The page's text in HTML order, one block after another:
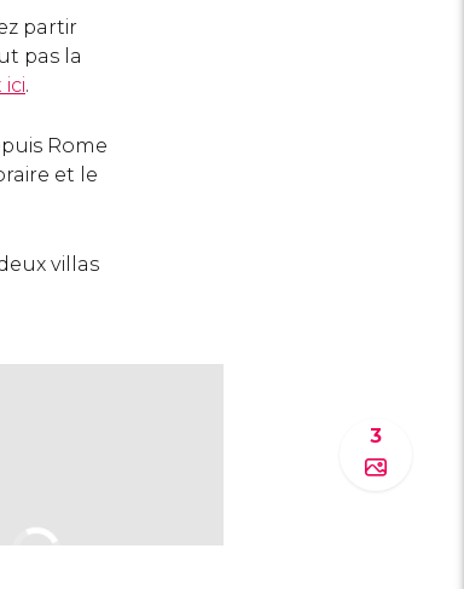
partir
pas la
.
Rome
et le
villas
3